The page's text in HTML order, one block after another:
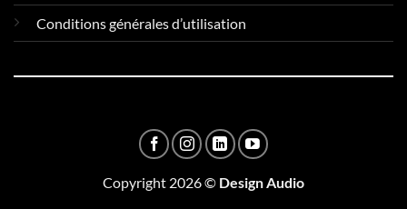
Conditions générales d’utilisation
Copyright 2026 © Design Audio